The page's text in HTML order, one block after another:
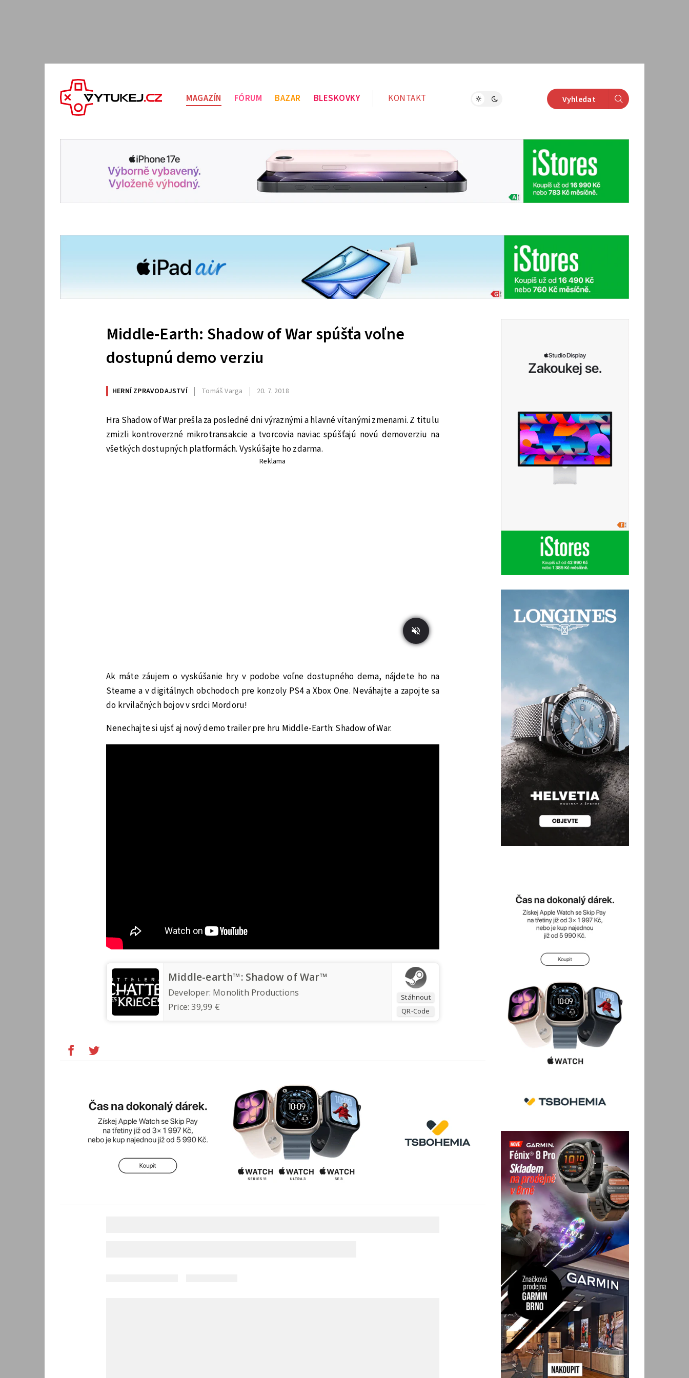
MAGAZÍN FÓRUM BAZAR BLESKOVKY KONTAKT Vyhledat
Middle-Earth: Shadow of War spúšťa voľne
dostupnú demo verziu
HERNÍ ZPRAVODAJSTVÍ Tomáš Varga 20. 7. 2018
Hra Shadow of War prešla za posledné dni výraznými a hlavné vítanými zmenami. Z titulu
zmizli kontroverzné mikrotransakcie a tvorcovia naviac spúšťajú novú demoverziu na
všetkých dostupných platformách. Vyskúšajte ho zdarma.
Reklama
Ak máte záujem o vyskúšanie hry v podobe voľne dostupného dema, nájdete ho na
Steame a v digitálnych obchodoch pre konzoly PS4 a Xbox One. Neváhajte a zapojte sa
do krvilačných bojov v srdci Mordoru!
Nenechajte si ujsť aj nový demo trailer pre hru Middle-Earth: Shadow of War.
Stáhnout
QR-Code
Middle-earth™: Shadow of War™
Developer: Monolith Productions
Price:39,99 €